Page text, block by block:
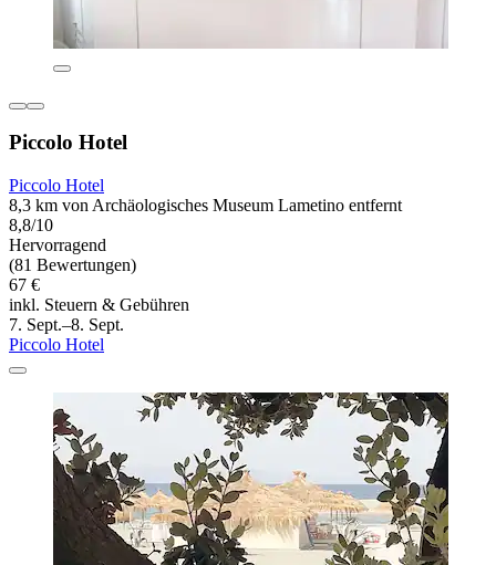
Piccolo Hotel
Piccolo Hotel
8,3 km von Archäologisches Museum Lametino entfernt
8,8/10
Hervorragend
(81 Bewertungen)
67 €
inkl. Steuern & Gebühren
7. Sept.–8. Sept.
Piccolo Hotel